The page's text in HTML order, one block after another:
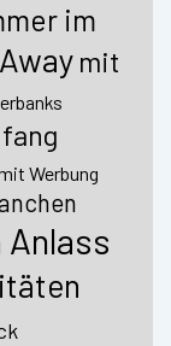
im
mit
Werbung